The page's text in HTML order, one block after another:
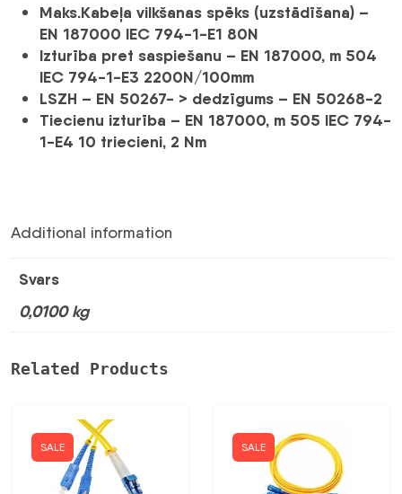
Maks.Kabeļa vilkšanas spēks (uzstādīšana) –
EN 187000 IEC 794-1-E1 80N
Izturība pret saspiešanu – EN 187000, m 504
IEC 794-1-E3 2200N/100mm
LSZH – EN 50267- > dedzīgums – EN 50268-2
Tiecienu izturība – EN 187000, m 505 IEC 794-
1-E4 10 triecieni, 2 Nm
Additional information
Svars
0,0100 kg
Related Products
SALE SALE